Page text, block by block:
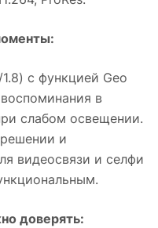
с функцией Geo
в
слабом освещении.
и
видеосвязи и селфи
доверять: